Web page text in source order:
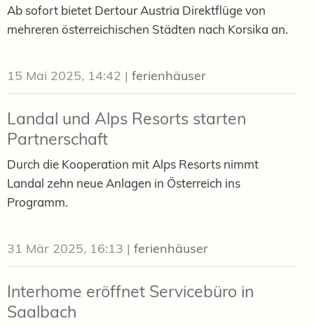
Ab sofort bietet Dertour Austria Direktflüge von
mehreren österreichischen Städten nach Korsika an.
15 Mai 2025, 14:42 | ferienhäuser
Landal und Alps Resorts starten
Partnerschaft
Durch die Kooperation mit Alps Resorts nimmt
Landal zehn neue Anlagen in Österreich ins
Programm.
31 Mär 2025, 16:13 | ferienhäuser
Interhome eröffnet Servicebüro in
Saalbach